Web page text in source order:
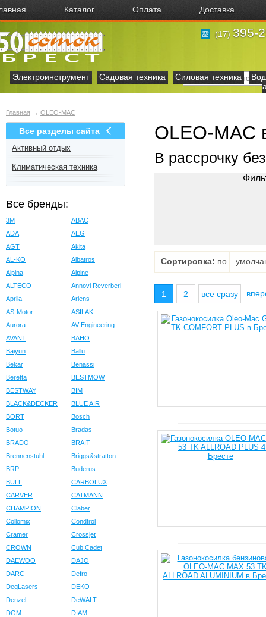
Каталог Оплата Доставка
(17) 395-
Электроинструмент Садовая техника Силовая техника
Главная → OLEO-MAC
Все разделы сайта
Активный отдых
Климатическая техника
Все бренды:
3M
ABAC
ADA
AEG
AGT
Akita
AL-KO
Albatros
Alpina
Alpine
ALTECO
Annovi Reverberi
Aprila
Ariens
AS-Motor
ASILAK
Aurora
AV Engineering
AVANT
BAHO
Baiyun
Ballu
Bekar
Benassi
Beretta
BESTMOW
BESTWAY
BIM
BLACK&DECKER
BLUE AIR
BORT
Bosch
Botuo
Bradas
BRADO
BRAIT
Brennenstuhl
Briggs&stratton
BRP
Buderus
BULL
CARBOLUX
CARVER
CATMANN
CHAMPION
Claber
Collomix
Condtrol
Cramer
Crossjet
CROWN
Cub Cadet
DAEWOO
DAJO
DARC
Defro
DegLasers
DEKO
Denzel
DeWALT
DGM
DIAM
OLEO-MAC
В рассрочку
Сортировка: по
1 2 все сразу